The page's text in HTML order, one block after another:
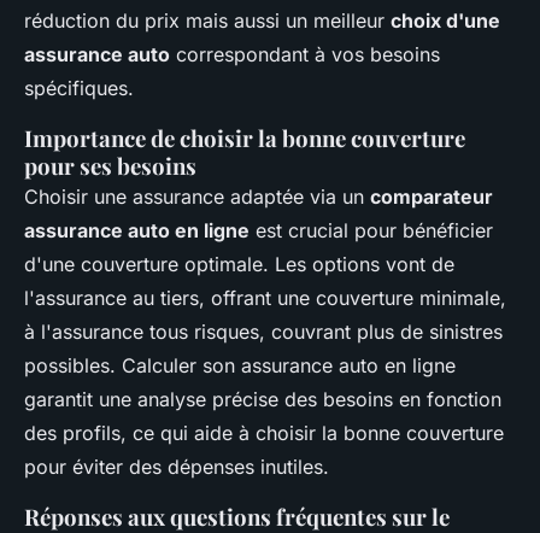
réduction du prix mais aussi un meilleur choix d'une
assurance auto correspondant à vos besoins
spécifiques.
Importance de choisir la bonne couverture
pour ses besoins
Choisir une assurance adaptée via un comparateur
assurance auto en ligne est crucial pour bénéficier
d'une couverture optimale. Les options vont de
l'assurance au tiers, offrant une couverture minimale,
à l'assurance tous risques, couvrant plus de sinistres
possibles. Calculer son assurance auto en ligne
garantit une analyse précise des besoins en fonction
des profils, ce qui aide à choisir la bonne couverture
pour éviter des dépenses inutiles.
Réponses aux questions fréquentes sur le